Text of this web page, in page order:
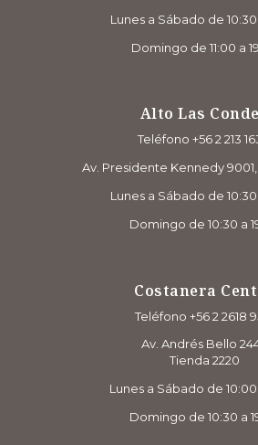
Lunes a Sábado de 10:30
Domingo de 11:00 a
Alto Las
Teléfono +56 2 213
Av. Presidente Kennedy 9001,
Lunes a Sábado de 10:30
Domingo de 10:30 a
Costanera
Teléfono +56 2 2618
Av. Andrés Bello
Tienda 2220
Lunes a Sábado de 10:00
Domingo de 10:30 a